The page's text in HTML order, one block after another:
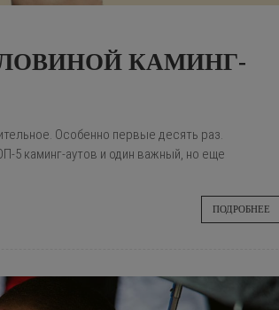
КАМИНГ-
Особенно первые десять раз.
5 каминг-аутов и один важный, но еще
ПОДРОБНЕЕ